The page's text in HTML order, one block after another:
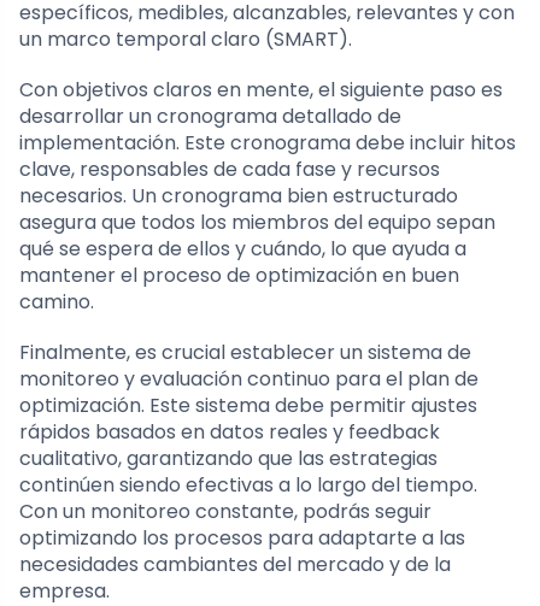
específicos, medibles, alcanzables, relevantes y con
un marco temporal claro (SMART).
Con objetivos claros en mente, el siguiente paso es
desarrollar un cronograma detallado de
implementación. Este cronograma debe incluir hitos
clave, responsables de cada fase y recursos
necesarios. Un cronograma bien estructurado
asegura que todos los miembros del equipo sepan
qué se espera de ellos y cuándo, lo que ayuda a
mantener el proceso de optimización en buen
camino.
Finalmente, es crucial establecer un sistema de
monitoreo y evaluación continuo para el plan de
optimización. Este sistema debe permitir ajustes
rápidos basados en datos reales y feedback
cualitativo, garantizando que las estrategias
continúen siendo efectivas a lo largo del tiempo.
Con un monitoreo constante, podrás seguir
optimizando los procesos para adaptarte a las
necesidades cambiantes del mercado y de la
empresa.